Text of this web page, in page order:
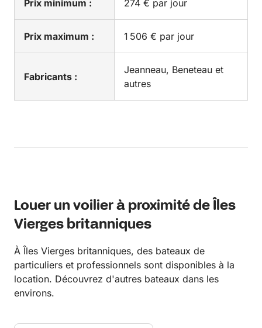
Prix minimum : 274 € par jour
Prix maximum : 1 506 € par jour
Fabricants :
Jeanneau, Beneteau et
autres
Louer un voilier à proximité de Îles
Vierges britanniques
À Îles Vierges britanniques, des bateaux de
particuliers et professionnels sont disponibles à la
location. Découvrez d'autres bateaux dans les
environs.